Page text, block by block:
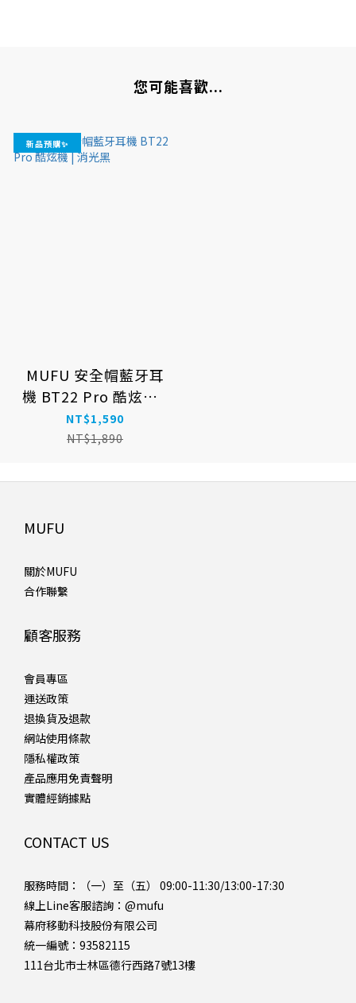
您可能喜歡...
新品預購✨
MUFU 安全帽藍牙耳
機 BT22 Pro 酷炫機 |
消光黑
NT$1,590
NT$1,890
MUFU
關於MUFU
合作聯繫
顧客服務
會員專區
運送政策
退換貨及退款
網站使用條款
隱私權政策
產品應用免責聲明
實體經銷據點
CONTACT US
服務時間：（一）至（五） 09:00-11:30/13:00-17:30
線上Line客服諮詢： @mufu
幕府移動科技股份有限公司
統一編號：93582115
111台北市士林區德行西路7號13樓